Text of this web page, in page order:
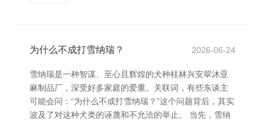
为什么不成打雪纳瑞？ 2026-06-24
雪纳瑞是一种智谋、至心且辉煌的犬种桂林兴安翠沐亚
麻制品厂，深受好多家庭的爱重。关联词，有些东谈主
可能会问：“为什么不成打雪纳瑞？”这个问题背后，其实
波及了对这种犬类的诬蔑和不允洽的举止。 当先，雪纳